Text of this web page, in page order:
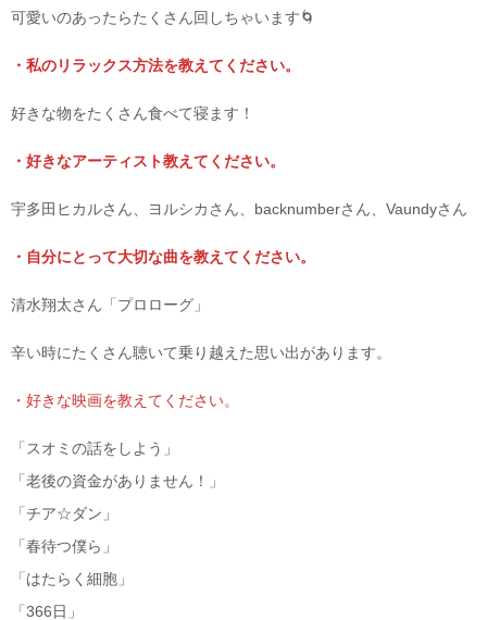
可愛いのあったらたくさん回しちゃいます🌀
・私のリラックス方法を教えてください。
好きな物をたくさん食べて寝ます！
・好きなアーティスト教えてください。
宇多田ヒカルさん、ヨルシカさん、backnumberさん、Vaundyさん
・自分にとって大切な曲を教えてください。
清水翔太さん「プロローグ」
辛い時にたくさん聴いて乗り越えた思い出があります。
・好きな映画を教えてください。
「スオミの話をしよう」
「老後の資金がありません！」
「チア☆ダン」
「春待つ僕ら」
「はたらく細胞」
「366日」